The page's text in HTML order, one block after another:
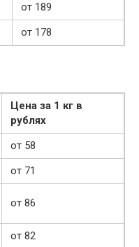
от 189
от 178
Цена за 1 кг в
рублях
от 58
от 71
от 86
от 82